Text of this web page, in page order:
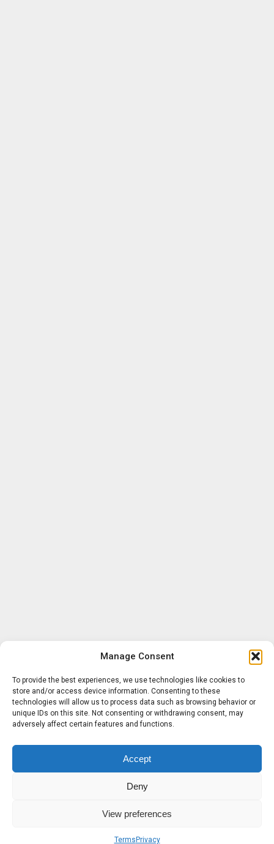
Manage Consent
To provide the best experiences, we use technologies like cookies to
store and/or access device information. Consenting to these
technologies will allow us to process data such as browsing behavior or
unique IDs on this site. Not consenting or withdrawing consent, may
adversely affect certain features and functions.
Accept
Deny
View preferences
Terms Privacy